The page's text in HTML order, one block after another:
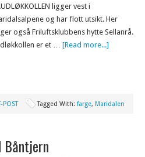
ligger vest i
og har flott utsikt. Her
også Friluftsklubbens hytte Sellanrå.
er et … [Read more...]
POST Tagged With: farge, Maridalen
Båntjern